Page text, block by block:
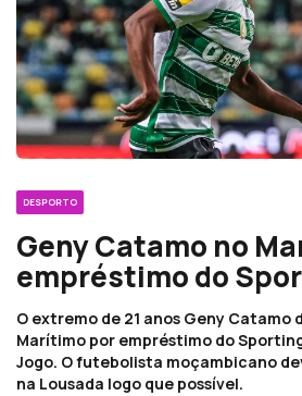
DESPORTO
Geny Catamo no
empréstimo do
O extremo de 21 anos Geny Catamo
Marítimo por empréstimo do
Jogo. O futebolista moçambicano
na Lousada logo que possível.